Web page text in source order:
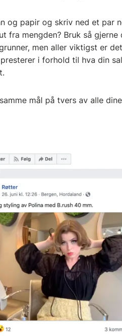
og papir og skriv ned et par
fra mengden? Bruk så
men aller viktigst er
i forhold til hva din
mål på tvers av alle